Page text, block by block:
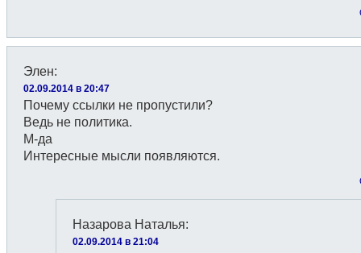
Элен:
02.09.2014 в 20:47
Почему ссылки не пропустили?
Ведь не политика.
М-да
Интересные мысли появляются.
Назарова Наталья:
02.09.2014 в 21:04